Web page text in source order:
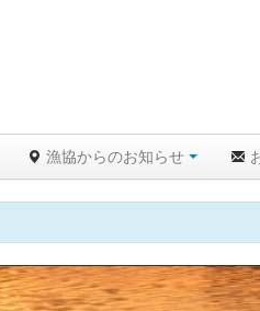
漁協からのお知らせ